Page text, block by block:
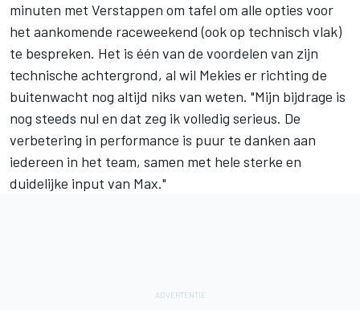
minuten met Verstappen om tafel om alle opties voor
het aankomende raceweekend (ook op technisch vlak)
te bespreken. Het is één van de voordelen van zijn
technische achtergrond, al wil Mekies er richting de
buitenwacht nog altijd niks van weten. "Mijn bijdrage is
nog steeds nul en dat zeg ik volledig serieus. De
verbetering in performance is puur te danken aan
iedereen in het team, samen met hele sterke en
duidelijke input van Max."